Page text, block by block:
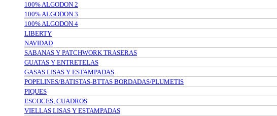
100% ALGODON 2
100% ALGODON 3
100% ALGODON 4
LIBERTY
NAVIDAD
SABANAS Y PATCHWORK TRASERAS
GUATAS Y ENTRETELAS
GASAS LISAS Y ESTAMPADAS
POPELINES/BATISTAS-BTTAS BORDADAS/PLUMETIS
PIQUES
ESCOCES, CUADROS
VIELLAS LISAS Y ESTAMPADAS